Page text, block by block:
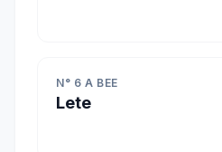
N° 6 A BEE
Lete